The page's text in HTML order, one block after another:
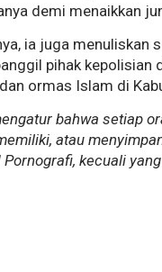
demi menaikkan
ia juga menuliskan
pihak
ormas Islam di
bahwa setiap
atau
kecuali